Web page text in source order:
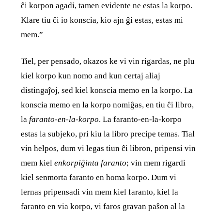
ĉi korpon agadi, tamen evidente ne estas la korpo.
Klare tiu ĉi io konscia, kio ajn ĝi estas, estas mi
mem.”
Tiel, per pensado, okazos ke vi vin rigardas, ne plu
kiel korpo kun nomo and kun certaj aliaj
distingaĵoj, sed kiel konscia memo en la korpo. La
konscia memo en la korpo nomiĝas, en tiu ĉi libro,
la faranto-en-la-korpo. La faranto-en-la-korpo
estas la subjeko, pri kiu la libro precipe temas. Tial
vin helpos, dum vi legas tiun ĉi libron, pripensi vin
mem kiel enkorpiĝinta faranto; vin mem rigardi
kiel senmorta faranto en homa korpo. Dum vi
lernas pripensadi vin mem kiel faranto, kiel la
faranto en via korpo, vi faros gravan paŝon al la